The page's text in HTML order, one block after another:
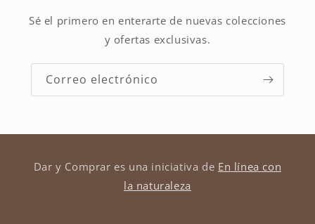
Sé el primero en enterarte de nuevas colecciones
y ofertas exclusivas.
Correo electrónico
Dar y Comprar es una iniciativa de En línea con
la naturaleza